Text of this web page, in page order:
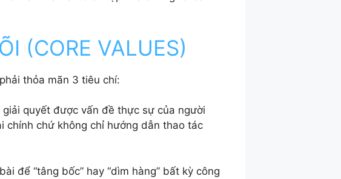
(CORE VALUES)
thỏa mãn 3 tiêu chí:
giải quyết được vấn đề thực sự của người
chính chứ không chỉ hướng dẫn thao tác
để “tâng bốc” hay “dìm hàng” bất kỳ công